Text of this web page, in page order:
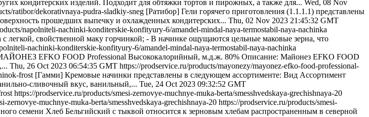
кондитерских изделий. Подходит для обтяжки тортов и пирожных, а также для... Wed, 08 Nov
ratibor/dekorativnaya-pudra-sladkiy-sneg [Ратибор] Гели горячего приготовления (1.1.1.1) представлены
прошедших выпечку и охлажденных кондитерских... Thu, 02 Nov 2023 21:45:32 GMT
napolniteli-nachinki-konditerskie-konfityury-6/amandel-mindal-naya-termostabil-naya-nachinka
свойственной маку горчинкой; - В начинке ощущаются цельные маковые зерна, что
nachinki-konditerskie-konfityury-6/amandel-mindal-naya-termostabil-naya-nachinka
EFKO FOOD Professional Высококалорийный, м.д.ж. 80% Описание: Майонез EFKO FOOD
Thu, 26 Oct 2023 06:54:35 GMT https://prodservice.ru/products/mayonezy/mayonez-efko-food-professional-
frost [Гамми] Кремовые начинки представлены в следующем ассортименте: Вид Ассортимент
сливочный вкус, ванильный,... Tue, 24 Oct 2023 09:32:52 GMT
https://prodservice.ru/products/smesi-zernovye-muchnye-muka-berta/smesshvedskaya-grechishnaya-20
zernovye-muchnye-muka-berta/smesshvedskaya-grechishnaya-20 https://prodservice.ru/products/smesi-
семени Хлеб Бельгийский с тыквой относится к зерновым хлебам распространенным в северной